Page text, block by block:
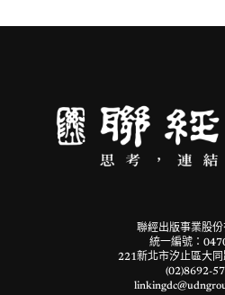
聯經出版事業股份
統一編號：
221新北市汐止區大
(02)8692-